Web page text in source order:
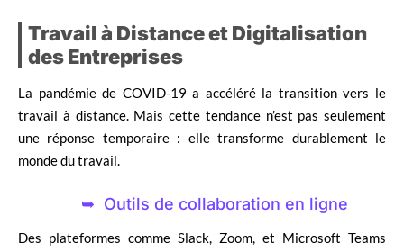
Travail à Distance et Digitalisation
des Entreprises
La pandémie de COVID-19 a accéléré la transition vers le
travail à distance. Mais cette tendance n’est pas seulement
une réponse temporaire : elle transforme durablement le
monde du travail.
Outils de collaboration en ligne
Des plateformes comme Slack, Zoom, et Microsoft Teams